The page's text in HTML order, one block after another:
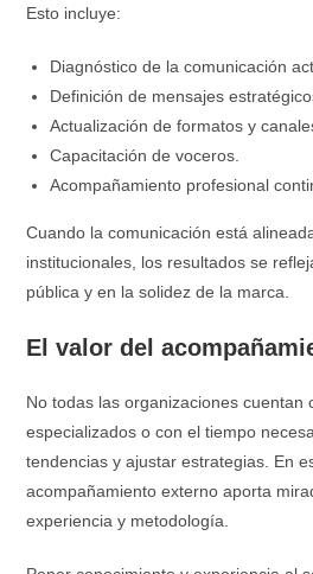
Esto incluye:
Diagnóstico de la comunicación
Definición de mensajes
Actualización de formatos y
Capacitación de voceros.
Acompañamiento profesional
Cuando la comunicación está
institucionales, los resultados se
pública y en la solidez de la marca.
El valor del
No todas las organizaciones cuentan
especializados o con el tiempo
tendencias y ajustar estrategias. En
acompañamiento externo aporta
experiencia y metodología.